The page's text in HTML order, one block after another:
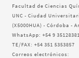
Facultad de Ciencias
UNC - Ciudad
(X5000HUA) - Córdoba -
WhatsApp: +54 9
TE/FAX: +54 351 5353857
Correos electrónicos: